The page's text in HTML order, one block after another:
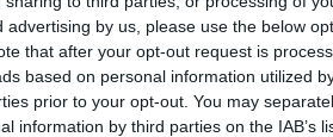
by us, please use the below
that after your opt-out request is
based on personal information utilized
prior to your opt-out. You may
information by third parties on the IAB’s
il 20 giugno. Stella ha
all’interno della
salda nell’alleanza, ma
dal fine vita alle